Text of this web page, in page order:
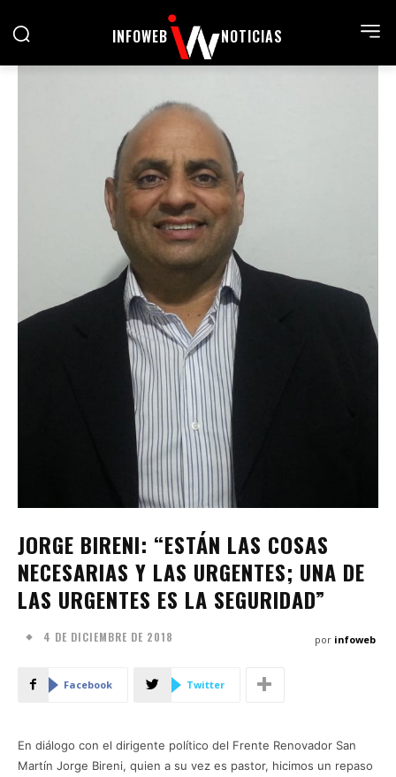
INFOWEB NOTICIAS
JORGE BIRENI: “ESTÁN LAS COSAS
NECESARIAS Y LAS URGENTES; UNA DE
LAS URGENTES ES LA SEGURIDAD”
4 DE DICIEMBRE DE 2018 por infoweb
Facebook Twitter
En diálogo con el dirigente político del Frente Renovador San
Martín Jorge Bireni, quien a su vez es pastor, hicimos un repaso